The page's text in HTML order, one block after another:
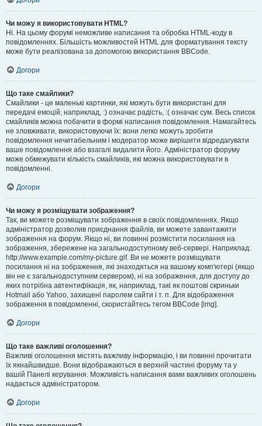
Чи можу я використовувати HTML?
Ні. На цьому форумі неможливе написання та обробка HTML-коду в
повідомленнях. Більшість можливостей HTML для форматування тексту
може бути реалізована за допомогою використання BBCode.
Догори
Що таке смайлики?
Смайлики - це маленькі картинки, які можуть бути використані для
передачі емоцій, наприклад, :) означає радість, :( означає сум. Весь список
смайликів можна побачити в формі написання повідомлення. Намагайтесь
не зловживати, використовуючи їх: вони легко можуть зробити
повідомлення нечитабельним і модератор може вирішити відредагувати
ваше повідомлення або взагалі видалити його. Адміністратор форуму
може обмежувати кількість смайликів, які можна використовувати в
повідомленні.
Догори
Чи можу я розміщувати зображення?
Так, ви можете розміщувати зображення в своїх повідомленнях. Якщо
адміністратор дозволив приєднання файлів, ви можете завантажити
зображення на форум. Якщо ні, ви повинні розмістити посилання на
зображення, збережене на загальнодоступному веб-сервері. Наприклад:
http://www.example.com/my-picture.gif. Ви не можете розміщувати
посилання ні на зображення, які знаходяться на вашому комп'ютері (якщо
він не є загальнодоступним сервером), ні на зображення, для доступу до
яких потрібна автентифікація, як, наприклад, такі як поштові скриньки
Hotmail або Yahoo, захищені паролем сайти і т. п. Для відображення
зображення в повідомленні, скористайтесь тегом BBCode [img].
Догори
Що таке важливі оголошення?
Важливі оголошення містять важливу інформацію, і ви повинні прочитати
їх якнайшвидше. Вони відображаються в верхній частині форуму та у
вашій Панелі керування. Можливість написання вами важливих оголошень
надається адміністратором.
Догори